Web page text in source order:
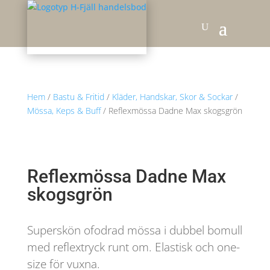
Hem/ Bastu & Fritid / Kläder, Handskar, Skor & Sockar/
Mössa, Keps & Buff/ Reflexmössa Dadne Max skogsgrön
Reflexmössa Dadne Max
skogsgrön
Superskön ofodrad mössa i dubbel bomull
med reflextryck runt om. Elastisk och one-
size för vuxna.